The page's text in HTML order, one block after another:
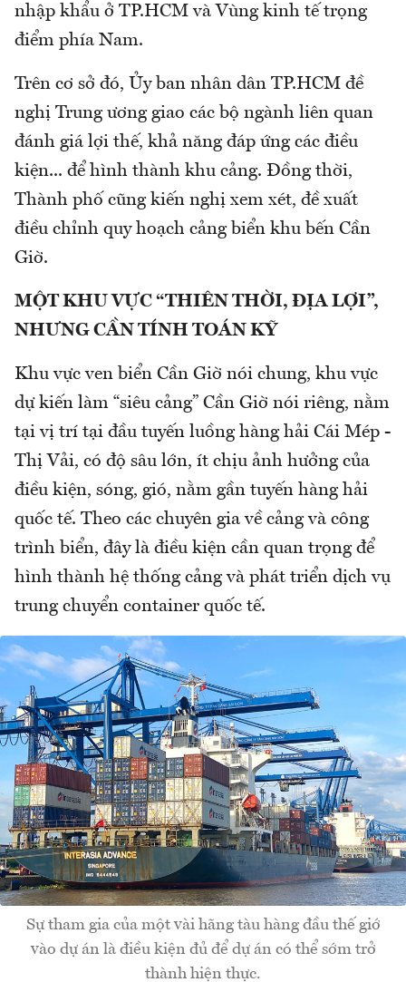
nhập khẩu ở TP.HCM và Vùng kinh tế trọng
điểm phía Nam.
Trên cơ sở đó, Ủy ban nhân dân TP.HCM đề
nghị Trung ương giao các bộ ngành liên quan
đánh giá lợi thế, khả năng đáp ứng các điều
kiện... để hình thành khu cảng. Đồng thời,
Thành phố cũng kiến nghị xem xét, đề xuất
điều chỉnh quy hoạch cảng biển khu bến Cần
Giờ.
MỘT KHU VỰC “THIÊN THỜI, ĐỊA LỢI”,
NHƯNG CẦN TÍNH TOÁN KỸ
Khu vực ven biển Cần Giờ nói chung, khu vực
dự kiến làm “siêu cảng” Cần Giờ nói riêng, nằm
tại vị trí tại đầu tuyến luồng hàng hải Cái Mép -
Thị Vải, có độ sâu lớn, ít chịu ảnh hưởng của
điều kiện, sóng, gió, nằm gần tuyến hàng hải
quốc tế. Theo các chuyên gia về cảng và công
trình biển, đây là điều kiện cần quan trọng để
hình thành hệ thống cảng và phát triển dịch vụ
trung chuyển container quốc tế.
Sự tham gia của một vài hãng tàu hàng đầu thế giớ
vào dự án là điều kiện đủ để dự án có thể sớm trở
thành hiện thực.